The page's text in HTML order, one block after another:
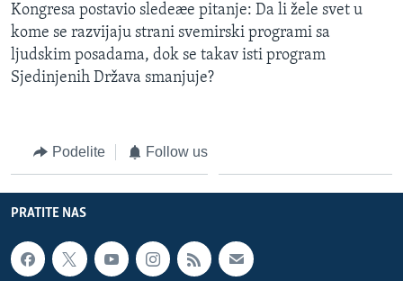
Kongresa postavio sledeæe pitanje: Da li žele svet u
kome se razvijaju strani svemirski programi sa
ljudskim posadama, dok se takav isti program
Sjedinjenih Država smanjuje?
Podelite Follow us
PRATITE NAS